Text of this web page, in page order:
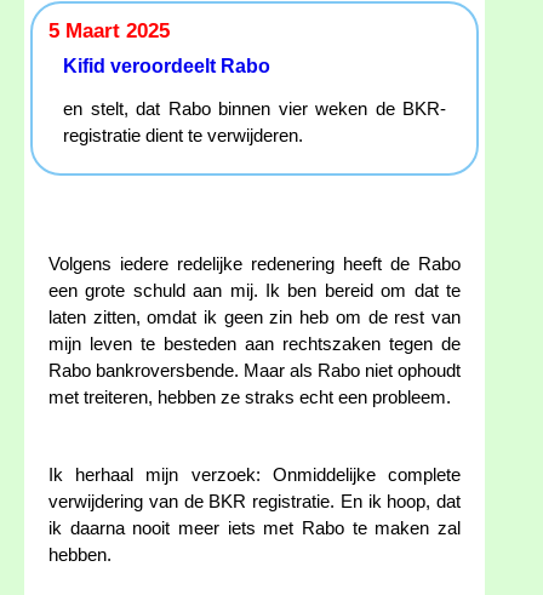
5 Maart 2025
Kifid veroordeelt Rabo
en stelt, dat Rabo binnen vier weken de BKR-
registratie dient te verwijderen.
Volgens iedere redelijke redenering heeft de Rabo
een grote schuld aan mij. Ik ben bereid om dat te
laten zitten, omdat ik geen zin heb om de rest van
mijn leven te besteden aan rechtszaken tegen de
Rabo bankroversbende. Maar als Rabo niet ophoudt
met treiteren, hebben ze straks echt een probleem.
Ik herhaal mijn verzoek: Onmiddelijke complete
verwijdering van de BKR registratie. En ik hoop, dat
ik daarna nooit meer iets met Rabo te maken zal
hebben.